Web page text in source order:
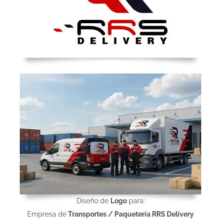
Diseño de Logopara:
Empresa deTransportes / Paquetería RRS Delivery